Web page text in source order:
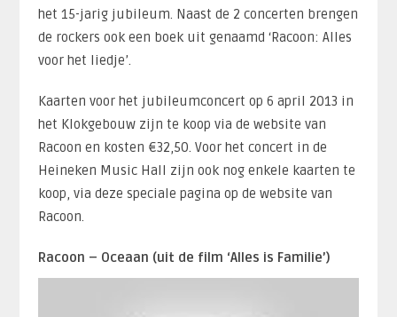
het 15-jarig jubileum. Naast de 2 concerten brengen
de rockers ook een boek uit genaamd ‘Racoon: Alles
voor het liedje’.
Kaarten voor het jubileumconcert op 6 april 2013 in
het Klokgebouw zijn te koop via de website van
Racoon en kosten €32,50. Voor het concert in de
Heineken Music Hall zijn ook nog enkele kaarten te
koop, via deze speciale pagina op de website van
Racoon.
Racoon – Oceaan (uit de film ‘Alles is Familie’)